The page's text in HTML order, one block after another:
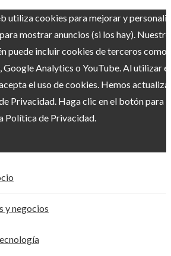
utiliza cookies para mejorar y
mostrar anuncios (si los hay). Nuestro
puede incluir cookies de terceros como
Google Analytics o YouTube. Al utilizar el
el uso de cookies. Hemos
Privacidad. Haga clic en el botón para
Política de Privacidad.
y negocios